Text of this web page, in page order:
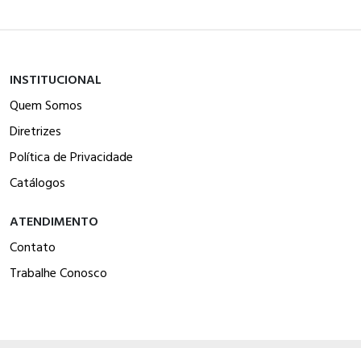
INSTITUCIONAL
Quem Somos
Diretrizes
Política de Privacidade
Catálogos
ATENDIMENTO
Contato
Trabalhe Conosco